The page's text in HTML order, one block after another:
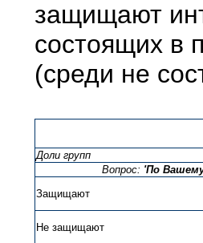
защищают
состоящих в
(среди не
Доли групп
Вопрос: 'По
Защищают
Не защищают